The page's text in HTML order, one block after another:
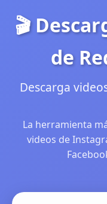
🎬
de
Descarga
La herramienta
videos de